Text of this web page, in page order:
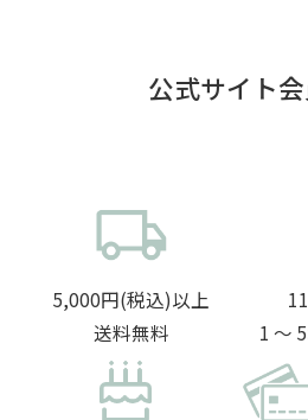
公式サイト
5,000円(税込)以上
送料無料
1 〜